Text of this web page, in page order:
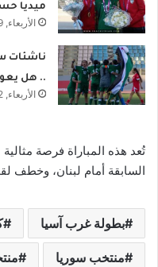
ميديا
الأربعاء, 29 يوليو 2026, 4:04 م
ناشئات
.. هل
الأربعاء, 22 يوليو 2026, 4:35 م
تُعد هذه المباراة فرصة
السابقة أمام لبنان، وخطف
بطولة غرب آسيا
منتخب سوريا